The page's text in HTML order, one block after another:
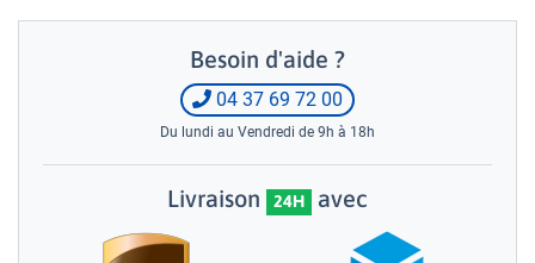
Besoin d'aide ?
04 37 69 72 00
Du lundi au Vendredi de 9h à 18h
Livraison 24H avec